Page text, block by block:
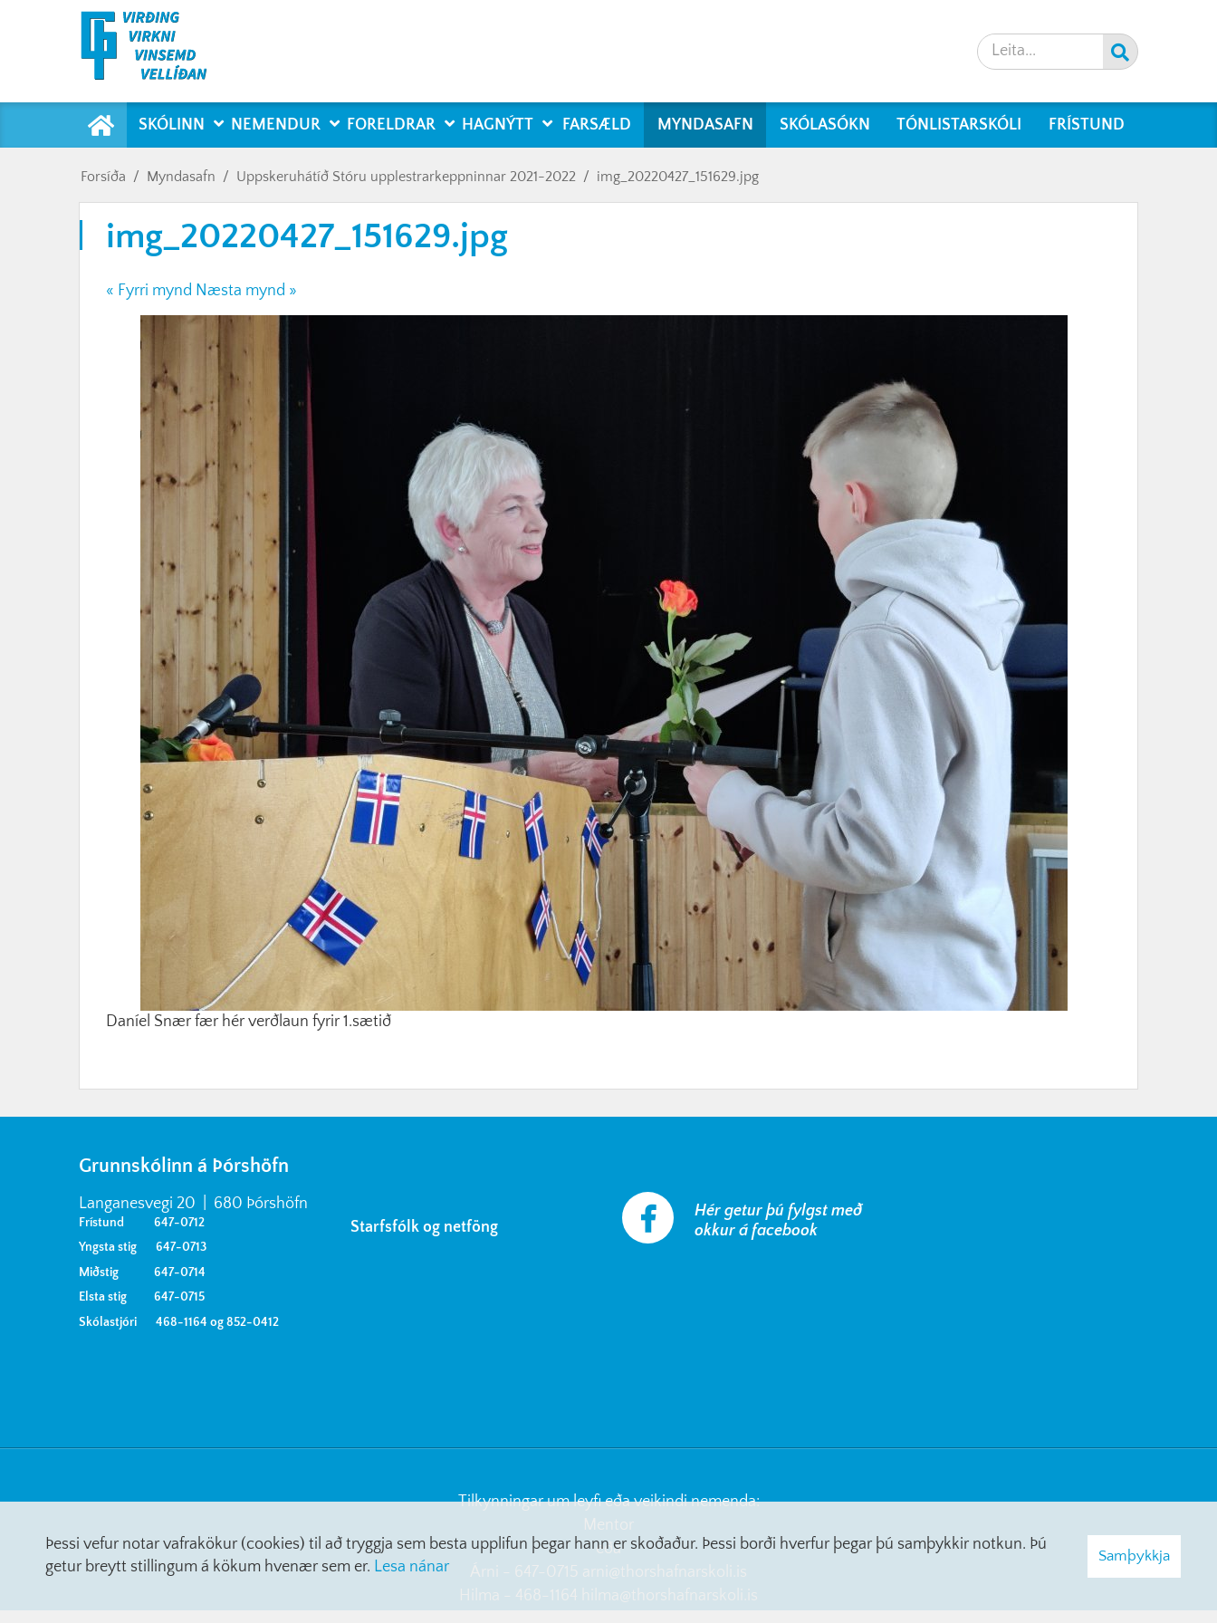
ForsíðaSKÓLINN NEMENDUR FORELDRAR HAGNÝTT FARSÆLD MYNDASAFN SKÓLASÓKN TÓNLISTARSKÓLI FRÍSTUND
Leita
Forsíða / Myndasafn / Uppskeruhátíð Stóru upplestrarkeppninnar 2021-2022 / img_20220427_151629.jpg
img_20220427_151629.jpg
« Fyrri mynd Næsta mynd »
Daníel Snær fær hér verðlaun fyrir 1.sætið
Grunnskólinn á Þórshöfn
Langanesvegi 20 | 680 Þórshöfn
Frístund 647-0712
Yngsta stig 647-0713
Miðstig 647-0714
Elsta stig 647-0715
Skólastjóri 468-1164 og 852-0412
Starfsfólk og netföng
Hér getur þú fylgst með
okkur á facebook
Tilkynningar um leyfi eða veikindi nemenda:
Mentor
eða
Árni - 647-0715 arni@thorshafnarskoli.is
Hilma - 468-1164 hilma@thorshafnarskoli.is
Þessi vefur notar vafrakökur (cookies) til að tryggja sem besta upplifun þegar hann er skoðaður. Þessi borði hverfur þegar þú samþykkir notkun. Þú
getur breytt stillingum á kökum hvenær sem er. Lesa nánar
Samþykkja